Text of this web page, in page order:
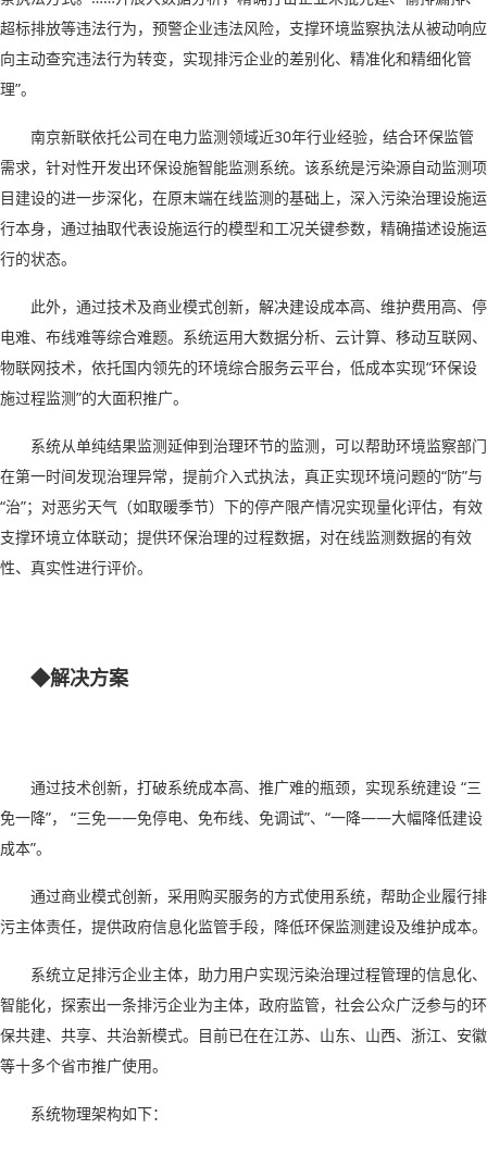
超标排放等违法行为，预警企业违法风险，支撑环境监察执法从被动响应
向主动查究违法行为转变，实现排污企业的差别化、精准化和精细化管
理”。
南京新联依托公司在电力监测领域近30年行业经验，结合环保监管
需求，针对性开发出环保设施智能监测系统。该系统是污染源自动监测项
目建设的进一步深化，在原末端在线监测的基础上，深入污染治理设施运
行本身，通过抽取代表设施运行的模型和工况关键参数，精确描述设施运
行的状态。
此外，通过技术及商业模式创新，解决建设成本高、维护费用高、停
电难、布线难等综合难题。系统运用大数据分析、云计算、移动互联网、
物联网技术，依托国内领先的环境综合服务云平台，低成本实现“环保设
施过程监测”的大面积推广。
系统从单纯结果监测延伸到治理环节的监测，可以帮助环境监察部门
在第一时间发现治理异常，提前介入式执法，真正实现环境问题的“防”与
“治”；对恶劣天气（如取暖季节）下的停产限产情况实现量化评估，有效
支撑环境立体联动；提供环保治理的过程数据，对在线监测数据的有效
性、真实性进行评价。
◆解决方案
通过技术创新，打破系统成本高、推广难的瓶颈，实现系统建设 “三
免一降”， “三免——免停电、免布线、免调试”、 “一降——大幅降低建设
成本”。
通过商业模式创新，采用购买服务的方式使用系统，帮助企业履行排
污主体责任，提供政府信息化监管手段，降低环保监测建设及维护成本。
系统立足排污企业主体，助力用户实现污染治理过程管理的信息化、
智能化，探索出一条排污企业为主体，政府监管，社会公众广泛参与的环
保共建、共享、共治新模式。目前已在在江苏、山东、山西、浙江、安徽
等十多个省市推广使用。
系统物理架构如下：